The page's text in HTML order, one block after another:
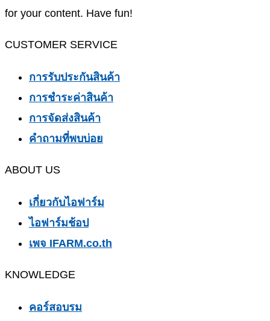
for your content. Have fun!
CUSTOMER SERVICE
การรับประกันสินค้า
การชำระค่าสินค้า
การจัดส่งสินค้า
คำถามที่พบบ่อย
ABOUT US
เกี่ยวกับไอฟาร์ม
ไอฟาร์มช้อป
เพจ IFARM.co.th
KNOWLEDGE
คอร์สอบรม